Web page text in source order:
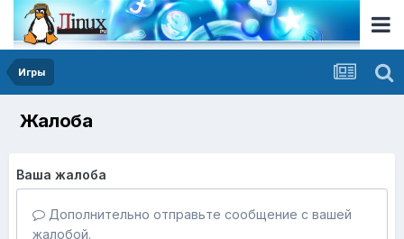
Игры
Жалоба
Ваша жалоба
Дополнительно отправьте сообщение с вашей
жалобой.